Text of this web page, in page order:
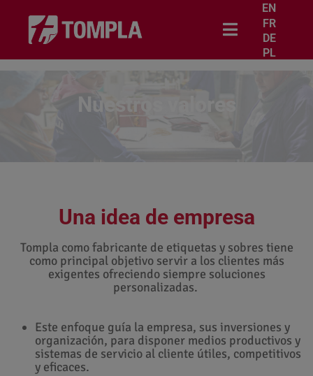
EN
FR
DE
PL
Nuestros valores
Una idea de empresa
Tompla como fabricante de etiquetas y sobres tiene
como principal objetivo servir a los clientes más
exigentes ofreciendo siempre soluciones
personalizadas.
Este enfoque guía la empresa, sus inversiones y
organización, para disponer medios productivos y
sistemas de servicio al cliente útiles, competitivos
y eficaces.